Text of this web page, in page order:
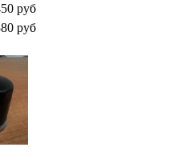
руб
руб